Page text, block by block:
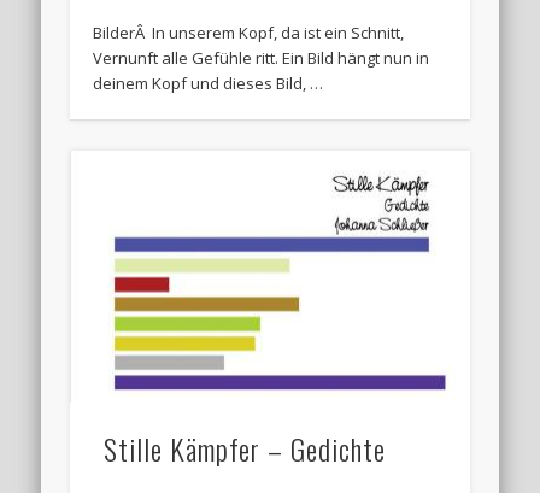
BilderÂ In unserem Kopf, da ist ein Schnitt,
Vernunft alle Gefühle ritt. Ein Bild hängt nun in
deinem Kopf und dieses Bild, …
Stille Kämpfer – Gedichte